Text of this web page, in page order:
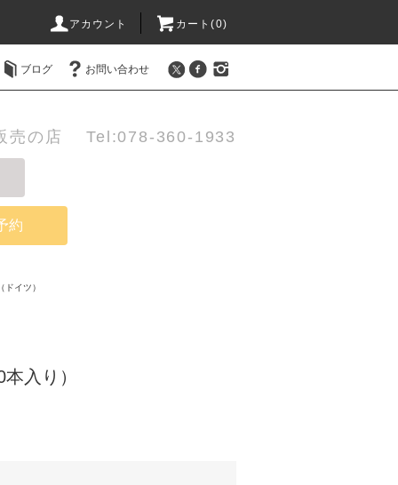
アカウント カート(0)
ブログ お問い合わせ
売の店 Tel:078-360-1933
約
ドイツ）
入り）